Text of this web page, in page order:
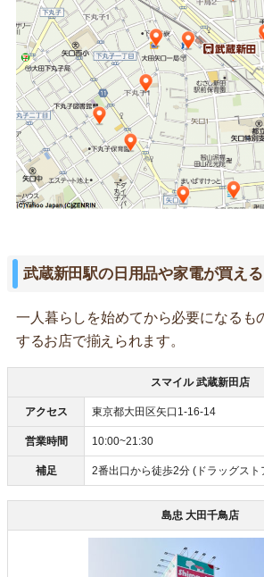
武蔵新田駅の日用品や家電が買え
一人暮らしを始めてから必要になるも
するお店で揃えられます。
スマイル 武蔵新田店
アクセス 東京都大田区矢口1-16-14
営業時間 10:00~21:30
補足 2番出口から徒歩2分 (ドラッグスト
島忠 大田千鳥店